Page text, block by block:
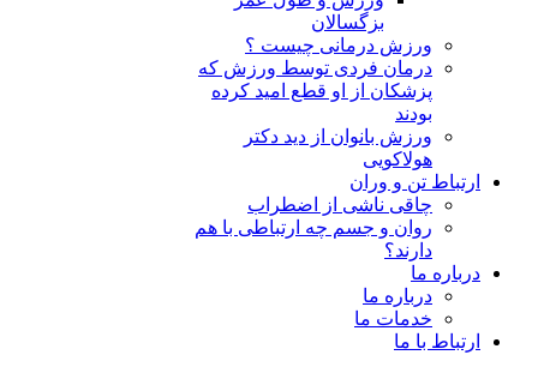
بزگسالان
ورزش درمانی چیست ؟
درمان فردی توسط ورزش که
پزشکان از او قطع امید کرده
بودند
ورزش بانوان از دید دکتر
هولاکویی
ارتباط تن و وران
چاقی ناشی از اضطراب
روان و جسم چه ارتباطی با هم
دارند؟
درباره ما
درباره ما
خدمات ما
ارتباط با ما